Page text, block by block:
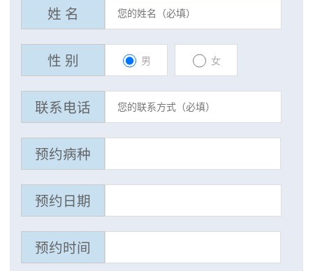
姓 名
性 别 男 女
联系电话
预约病种
预约日期
预约时间